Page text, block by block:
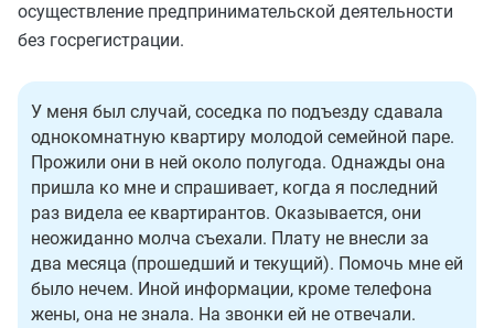
осуществление предпринимательской деятельности
без госрегистрации.
У меня был случай, соседка по подъезду сдавала
однокомнатную квартиру молодой семейной паре.
Прожили они в ней около полугода. Однажды она
пришла ко мне и спрашивает, когда я последний
раз видела ее квартирантов. Оказывается, они
неожиданно молча съехали. Плату не внесли за
два месяца (прошедший и текущий). Помочь мне ей
было нечем. Иной информации, кроме телефона
жены, она не знала. На звонки ей не отвечали.